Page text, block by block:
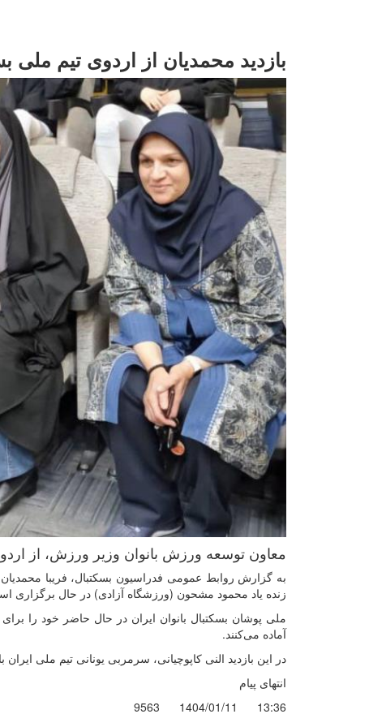
بازدید محمدیان از اردوی تیم ملی
معاون توسعه ورزش بانوان وزیر ورزش، از
به گزارش روابط عمومی فدراسیون بسکتبال، فریبا
زنده یاد محمود مشحون (ورزشگاه آزادی) در حال برگزاری
آماده می‌کنند.
در این بازدید النی کاپوچیانی، سرمربی یونانی تیم ملی
انتهای پیام
13:36
1404/01/11
9563